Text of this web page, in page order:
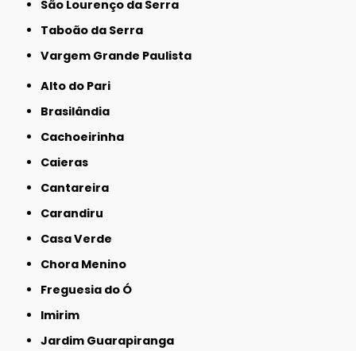
São Lourenço da Serra
Taboão da Serra
Vargem Grande Paulista
Alto do Pari
Brasilândia
Cachoeirinha
Caieras
Cantareira
Carandiru
Casa Verde
Chora Menino
Freguesia do Ó
Imirim
Jardim Guarapiranga